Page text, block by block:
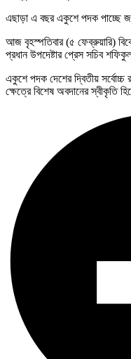
এছাড়া এ বছর একুশে পদক পাচ্ছে
আজ বৃহস্পতিবার (৫ ফেব্রুয়ারি)
প্রধান উপদেষ্টার প্রেস সচিব
একুশে পদক দেশের দ্বিতীয় সর্বোচ্চ
ক্ষেত্রে বিশেষ অবদানের স্বীকৃতি